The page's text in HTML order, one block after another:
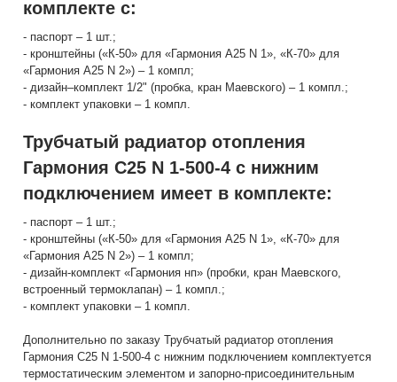
комплекте с:
- паспорт – 1 шт.;
- кронштейны («К-50» для «Гармония А25 N 1», «К-70» для
«Гармония А25 N 2») – 1 компл;
- дизайн–комплект 1/2" (пробка, кран Маевского) – 1 компл.;
- комплект упаковки – 1 компл.
Трубчатый радиатор отопления
Гармония С25 N 1-500-4 с нижним
подключением имеет в комплекте:
- паспорт – 1 шт.;
- кронштейны («К-50» для «Гармония А25 N 1», «К-70» для
«Гармония А25 N 2») – 1 компл;
- дизайн-комплект «Гармония нп» (пробки, кран Маевского,
встроенный термоклапан) – 1 компл.;
- комплект упаковки – 1 компл.
Дополнительно по заказу Трубчатый радиатор отопления
Гармония С25 N 1-500-4 с нижним подключением комплектуется
термостатическим элементом и запорно-присоединительным